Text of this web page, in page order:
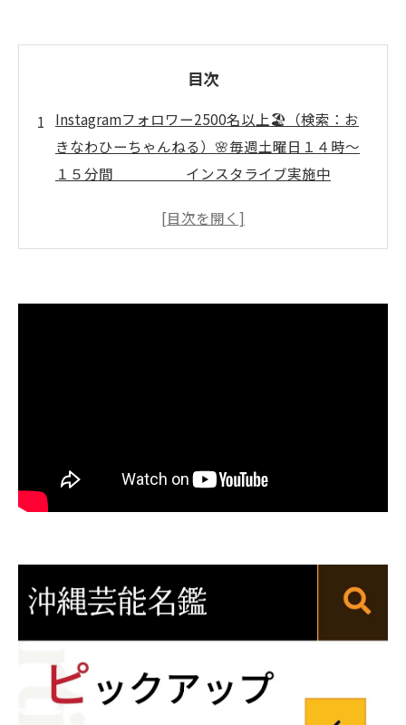
目次
Instagramフォロワー2500名以上🏖️（検索：お
きなわひーちゃんねる）🌸毎週土曜日１４時～
１５分間 インスタライブ実施中
の、 「猫と介護予防の話し」
那覇市高齢者支援の社会資源を活用しよう
買い物同行や受診同行の利用メリット
🌺沖縄県那覇市🌺ご高齢者生活支援で外出
も安心
日常を支える那覇市の生活支援サポーター
タクシー利用時の注意点とサポート